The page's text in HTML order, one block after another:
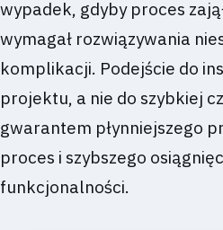
wypadek, gdyby proces
wymagał rozwiązywania
komplikacji. Podejście do
projektu, a nie do szybkiej
gwarantem płynniejszego
proces i szybszego
funkcjonalności.